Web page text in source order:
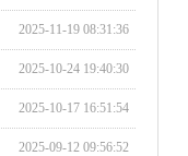
2025-11-19 08:31:36
2025-10-24 19:40:30
2025-10-17 16:51:54
2025-09-12 09:56:52